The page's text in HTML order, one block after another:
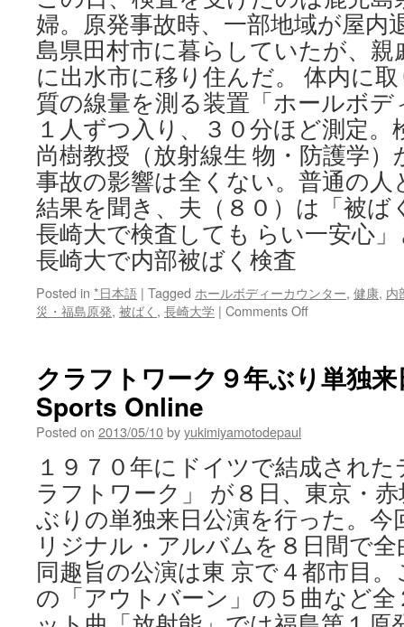
イ
タ
リ
ア
人
が
ギ
モ
ン
を
か
天
婦。原発事故時、一部地域が屋内
島県田村市に暮らしていたが、親
に出水市に移り住んだ。 体内に
質の線量を測る装置「ホールボ
１人ずつ入り、３０分ほど測定
尚樹教授（放射線生 物・防護学
事故の影響は全くない。普通の
結果を聞き、夫（８０）は「被ば
長崎大で検査しても らい一安心
長崎大で内部被ばく検査
Posted in *日本語 | Tagged ホールボディーカウンター, 健康, 内
災・福島原発, 被ばく , 長崎大学 | Comments Offon
大
で
ば
く
検
査
via
長
崎
新
聞
クラフトワーク９年ぶり単独
Sports Online
Posted on 2013/05/10byyukimiyamotodepaul
１９７０年にドイツで結成され
ラフトワーク」 が８日、東京・
ぶりの単独来日公演を行った。今
リジナル・アルバムを８日間で
同趣旨の公演は東 京で４都市目
の「アウトバーン」の５曲など